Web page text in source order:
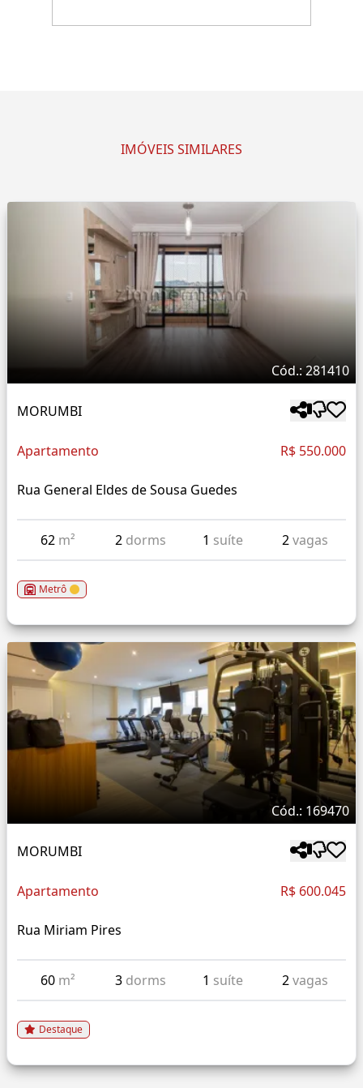
IMÓVEIS SIMILARES
Cód.: 281410
MORUMBI
Apartamento R$ 550.000
Rua General Eldes de Sousa Guedes
62 m² 2 dorms 1 suíte 2vagas
Metrô
Cód.: 169470
MORUMBI
Apartamento R$ 600.045
Rua Miriam Pires
60 m² 3 dorms 1 suíte 2vagas
Destaque